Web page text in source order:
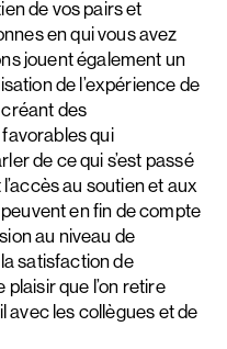
de vos pairs et
en qui vous avez
jouent également un
de l’expérience de
créant des
qui
de ce qui s’est passé
au soutien et aux
en fin de compte
au niveau de
satisfaction de
que l’on retire
avec les collègues et de